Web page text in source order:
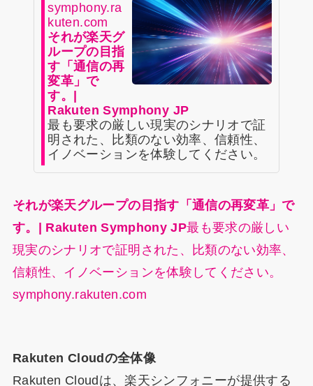
symphony.ra
kuten.com
それが楽天グ
ループの目指
す「通信の再
変革」で
す。|
Rakuten Symphony JP
最も要求の厳しい現実のシナリオで証
明された、比類のない効率、信頼性、
イノベーションを体験してください。
それが楽天グループの目指す「通信の再変革」で
す。| Rakuten Symphony JP最も要求の厳しい
現実のシナリオで証明された、比類のない効率、
信頼性、イノベーションを体験してください。
symphony.rakuten.com
Rakuten Cloudの全体像
Rakuten Cloudは、楽天シンフォニーが提供する